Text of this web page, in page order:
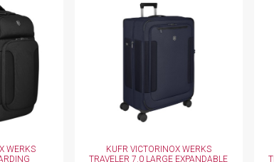
WERKS
KUFR VICTORINOX WERKS
TRAVELER 7.0 LARGE EXPANDABLE